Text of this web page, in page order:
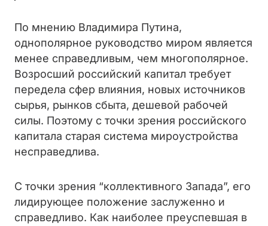
По мнению Владимира Путина,
однополярное руководство миром является
менее справедливым, чем многополярное.
Возросший российский капитал требует
передела сфер влияния, новых источников
сырья, рынков сбыта, дешевой рабочей
силы. Поэтому с точки зрения российского
капитала старая система мироустройства
несправедлива.
С точки зрения “коллективного Запада”, его
лидирующее положение заслуженно и
справедливо. Как наиболее преуспевшая в